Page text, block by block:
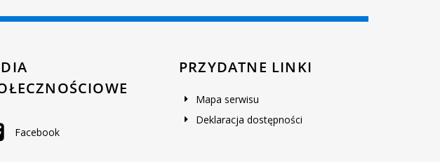
Facebook
PRZYDATNE LINKI
Mapa serwisu
Deklaracja dostępności